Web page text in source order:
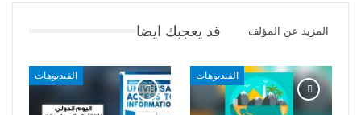
قد يعجبك ايضا المزيد عن المؤلف
الفيديوهات الفيديوهات